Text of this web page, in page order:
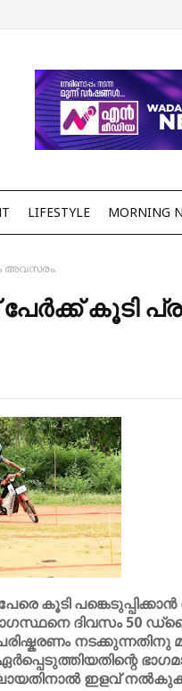
LIFESTYLE MORNING
അവസരം.
കൂടി
കൂടി
ദിവസം 50
നടക്കുന്നതിനു
ഇളവ്